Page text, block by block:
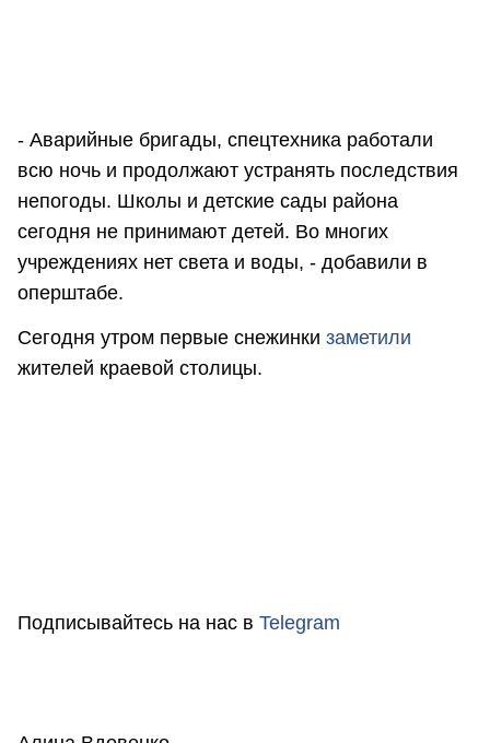
- Аварийные бригады, спецтехника работали
всю ночь и продолжают устранять последствия
непогоды. Школы и детские сады района
сегодня не принимают детей. Во многих
учреждениях нет света и воды, - добавили в
оперштабе.
Сегодня утром первые снежинки заметили
жителей краевой столицы.
Подписывайтесь на нас в Telegram